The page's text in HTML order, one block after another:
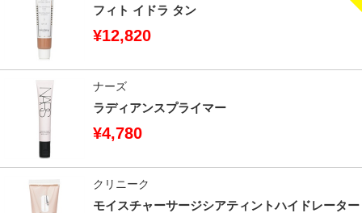
フィト イドラ タン
¥12,820
ナーズ
ラディアンスプライマー
¥4,780
クリニーク
モイスチャーサージシアティントハイドレーター